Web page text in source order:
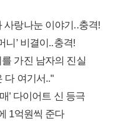
사랑나눈 이야기..충격!
니’ 비결이..충격!
가진 남자의 진실
다 여기서.."
’ 다이어트 신 등극
1억원씩 준다